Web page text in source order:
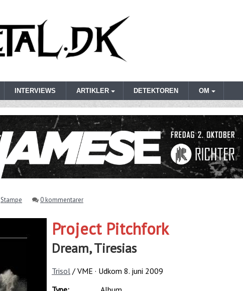
INTERVIEWS ARTIKLER DETEKTOREN OM
Stampe 0 kommentarer
Project Pitchfork
Dream, Tiresias
Trisol / VME · Udkom 8. juni 2009